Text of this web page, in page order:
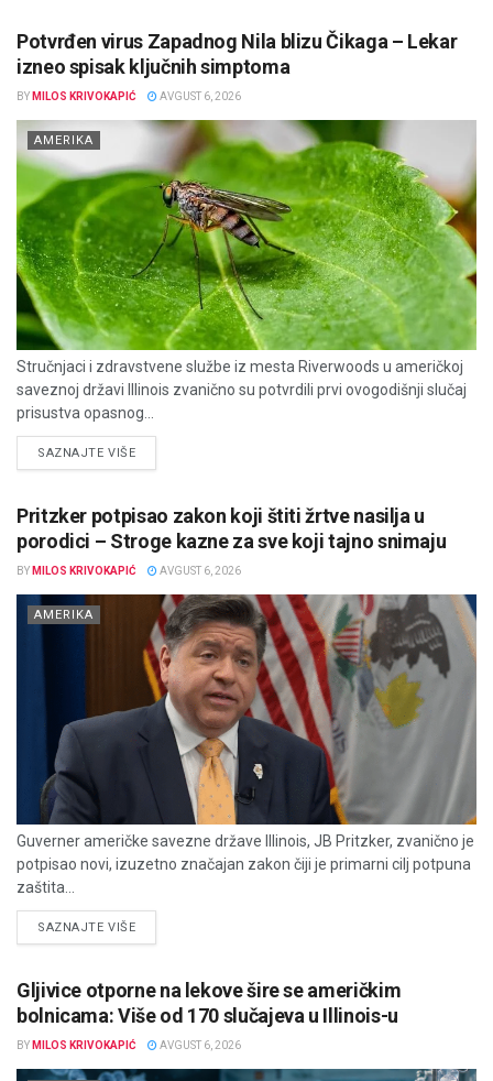
Potvrđen virus Zapadnog Nila blizu Čikaga – Lekar
izneo spisak ključnih simptoma
BY MILOS KRIVOKAPIĆ AVGUST 6, 2026
AMERIKA
Stručnjaci i zdravstvene službe iz mesta Riverwoods u američkoj
saveznoj državi Illinois zvanično su potvrdili prvi ovogodišnji slučaj
prisustva opasnog...
SAZNAJTE VIŠEDETAILS
Pritzker potpisao zakon koji štiti žrtve nasilja u
porodici – Stroge kazne za sve koji tajno snimaju
BY MILOS KRIVOKAPIĆ AVGUST 6, 2026
AMERIKA
Guverner američke savezne države Illinois, JB Pritzker, zvanično je
potpisao novi, izuzetno značajan zakon čiji je primarni cilj potpuna
zaštita...
SAZNAJTE VIŠEDETAILS
Gljivice otporne na lekove šire se američkim
bolnicama: Više od 170 slučajeva u Illinois-u
BY MILOS KRIVOKAPIĆ AVGUST 6, 2026